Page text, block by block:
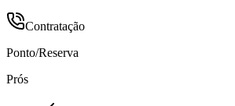
Contratação
Ponto/Reserva
Prós